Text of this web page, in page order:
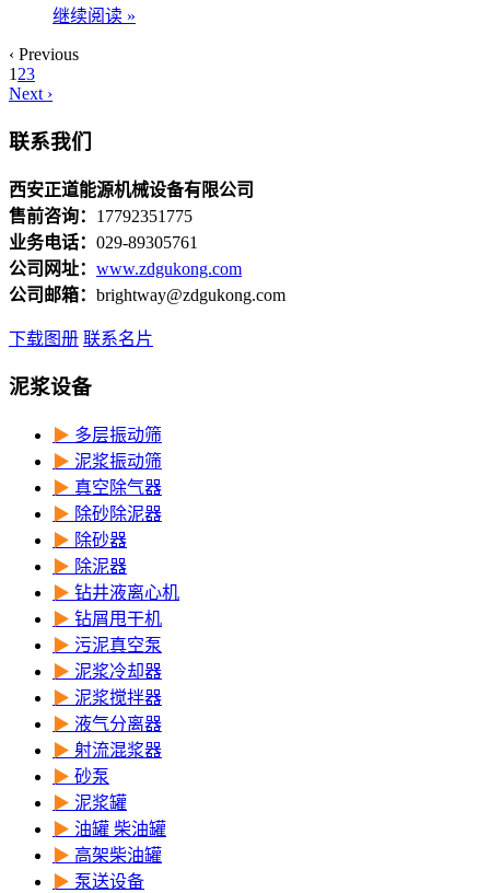
继续阅读 »
‹ Previous
1 23
Next ›
联系我们
西安正道能源机械设备有限公司
售前咨询： 17792351775
业务电话： 029-89305761
公司网址： www.zdgukong.com
公司邮箱： brightway@zdgukong.com
下载图册 联系名片
泥浆设备
▶ 多层振动筛
▶ 泥浆振动筛
▶ 真空除气器
▶ 除砂除泥器
▶ 除砂器
▶ 除泥器
▶ 钻井液离心机
▶ 钻屑甩干机
▶ 污泥真空泵
▶ 泥浆冷却器
▶ 泥浆搅拌器
▶ 液气分离器
▶ 射流混浆器
▶ 砂泵
▶ 泥浆罐
▶ 油罐 柴油罐
▶ 高架柴油罐
▶ 泵送设备